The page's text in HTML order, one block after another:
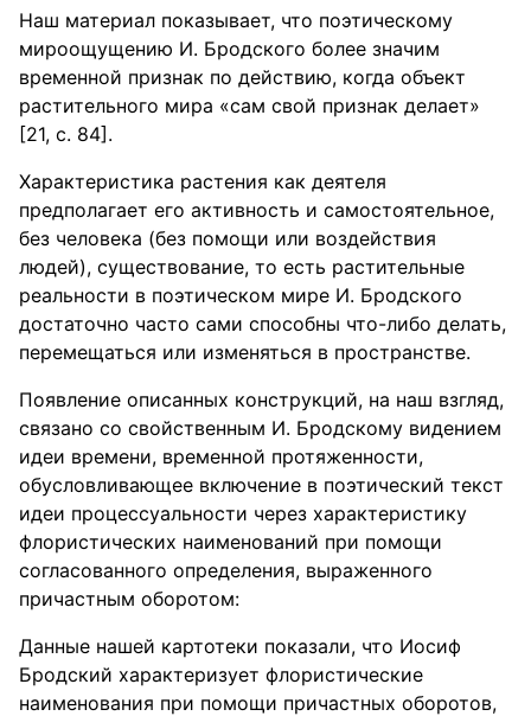
Наш материал показывает, что поэтическому
мироощущению И. Бродского более значим
временной признак по действию, когда объект
растительного мира «сам свой признак делает»
[21, с. 84].
Характеристика растения как деятеля
предполагает его активность и самостоятельное,
без человека (без помощи или воздействия
людей), существование, то есть растительные
реальности в поэтическом мире И. Бродского
достаточно часто сами способны что-либо делать,
перемещаться или изменяться в пространстве.
Появление описанных конструкций, на наш взгляд,
связано со свойственным И. Бродскому видением
идеи времени, временной протяженности,
обусловливающее включение в поэтический текст
идеи процессуальности через характеристику
флористических наименований при помощи
согласованного определения, выраженного
причастным оборотом:
Данные нашей картотеки показали, что Иосиф
Бродский характеризует флористические
наименования при помощи причастных оборотов,